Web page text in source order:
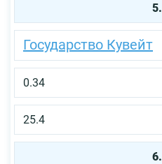
5.
Государство Кувейт
0.34
25.4
6.